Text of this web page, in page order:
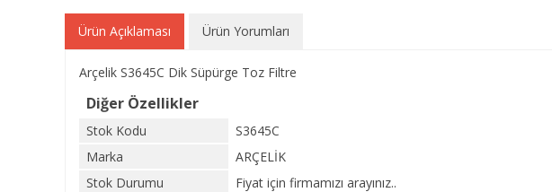
Ürün Açıklaması Ürün Yorumları
Arçelik S3645C Dik Süpürge Toz Filtre
Diğer Özellikler
Stok Kodu
S3645C
Marka
ARÇELİK
Stok Durumu
Fiyat için firmamızı arayınız..